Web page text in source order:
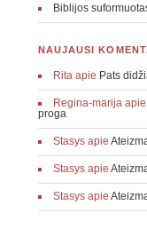
Biblijos
NAUJAUSI
Ritaapie Pats
Regina-marijaapie
proga
Stasysapie
Stasysapie
Stasysapie